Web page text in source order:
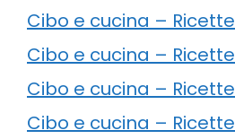
Cibo e cucina –
Cibo e cucina –
Cibo e cucina –
Cibo e cucina –